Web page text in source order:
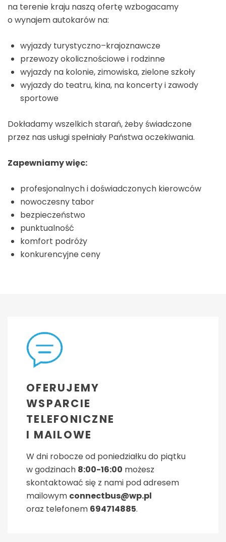
na terenie kraju naszą ofertę wzbogacamy
o wynajem autokarów na:
wyjazdy turystyczno–krajoznawcze
przewozy okolicznościowe i rodzinne
wyjazdy na kolonie, zimowiska, zielone szkoły
wyjazdy do teatru, kina, na koncerty i zawody
sportowe
Dokładamy wszelkich starań, żeby świadczone
przez nas usługi spełniały Państwa oczekiwania.
Zapewniamy więc:
profesjonalnych i doświadczonych kierowców
nowoczesny tabor
bezpieczeństwo
punktualność
komfort podróży
konkurencyjne ceny
OFERUJEMY
WSPARCIE
TELEFONICZNE
I MAILOWE
W dni robocze od poniedziałku do piątku
w godzinach 8:00-16:00 możesz
skontaktować się z nami pod adresem
mailowym connectbus@wp.pl
oraz telefonem 694714885.